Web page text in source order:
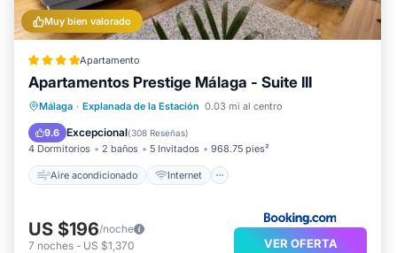
Muy bien valorado
Apartamento
Apartamentos Prestige Málaga - Suite III
Málaga · Explanada de la Estación 0.03 mi al centro
9.6 Excepcional(308 Reseñas)
4 Dormitorios 2 baños 5 Invitados 968.75 pies²
Aire acondicionado Internet
Aire acondicionado
Internet
Apto para niños
US $196/noche
7 noches - US $1,370 VER OFERTA